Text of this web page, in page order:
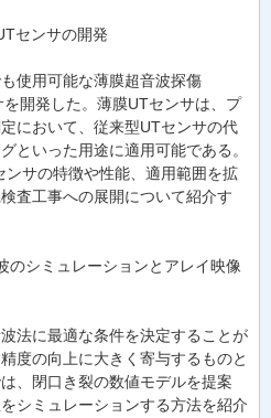
センサの開発
使用可能な薄膜超音波探傷
開発した。薄膜UTセンサは、プ
において、従来型UTセンサの代
といった用途に適用可能である。
サの特徴や性能、適用範囲を拡
査工事への展開について紹介す
のシミュレーションとアレイ映像
法に最適な条件を決定することが
度の向上に大きく寄与するものと
、閉口き裂の数値モデルを提案
シミュレーションする方法を紹介